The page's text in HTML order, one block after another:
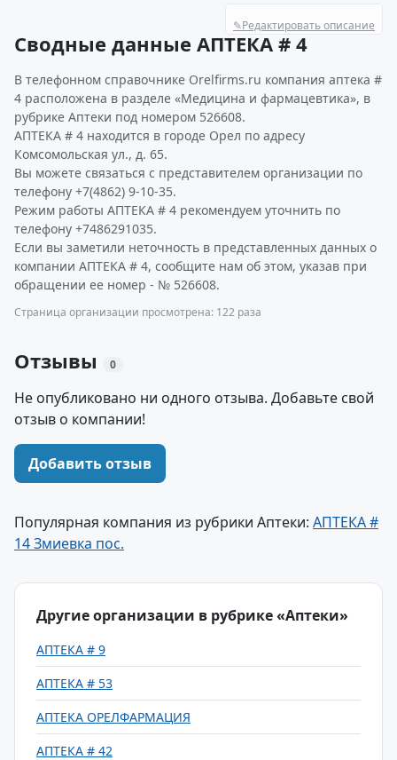
✎Редактировать описание
Сводные данные АПТЕКА # 4
В телефонном справочнике Orelfirms.ru компания аптека #
4 расположена в разделе «Медицина и фармацевтика», в
рубрике Аптеки под номером 526608.
АПТЕКА # 4 находится в городе Орел по адресу
Комсомольская ул., д. 65.
Вы можете связаться с представителем организации по
телефону +7(4862) 9-10-35.
Режим работы АПТЕКА # 4 рекомендуем уточнить по
телефону +7486291035.
Если вы заметили неточность в представленных данных о
компании АПТЕКА # 4, сообщите нам об этом, указав при
обращении ее номер - № 526608.
Страница организации просмотрена: 122 раза
Отзывы 0
Не опубликовано ни одного отзыва. Добавьте свой
отзыв о компании!
Добавить отзыв
Популярная компания из рубрики Аптеки: АПТЕКА #
14 Змиевка пос.
Другие организации в рубрике «Аптеки»
АПТЕКА # 9
АПТЕКА # 53
АПТЕКА ОРЕЛФАРМАЦИЯ
АПТЕКА # 42